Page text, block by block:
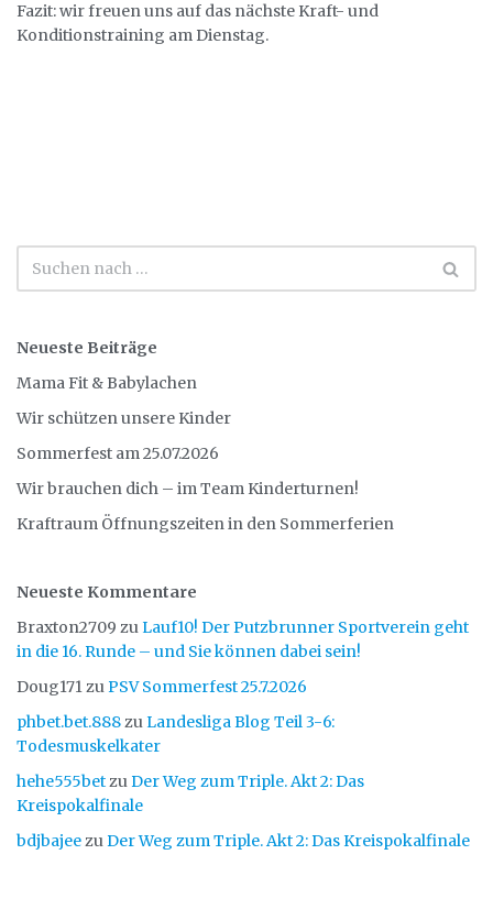
Fazit: wir freuen uns auf das nächste Kraft- und
Konditionstraining am Dienstag.
Neueste Beiträge
Mama Fit & Babylachen
Wir schützen unsere Kinder
Sommerfest am 25.07.2026
Wir brauchen dich – im Team Kinderturnen!
Kraftraum Öffnungszeiten in den Sommerferien
Neueste Kommentare
Braxton2709 zuLauf10! Der Putzbrunner Sportverein geht
in die 16. Runde – und Sie können dabei sein!
Doug171zuPSV Sommerfest 25.7.2026
phbet.bet.888zuLandesliga Blog Teil 3-6:
Todesmuskelkater
hehe555betzuDer Weg zum Triple. Akt 2: Das
Kreispokalfinale
bdjbajeezuDer Weg zum Triple. Akt 2: Das Kreispokalfinale